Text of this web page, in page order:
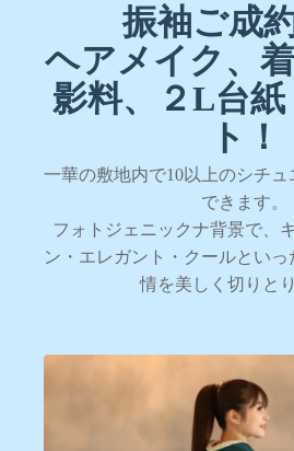
振袖ご成
ヘアメイク、
影料、２L台
ト！
一華の敷地内で10以上のシチ
できます。
フォトジェニックナ背景で、
ン・エレガント・クールとい
情を美しく切りと